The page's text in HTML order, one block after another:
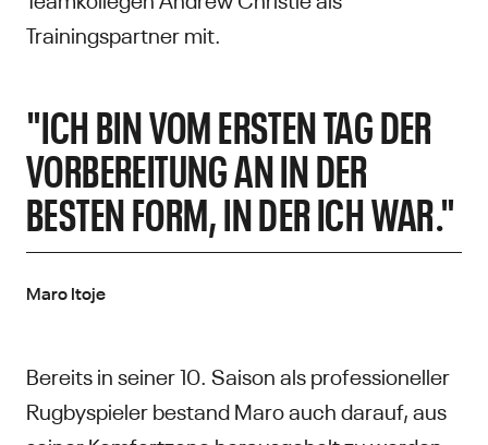
Trainingspartner mit.
"ICH BIN VOM ERSTEN TAG DER
VORBEREITUNG AN IN DER
BESTEN FORM, IN DER ICH WAR."
Maro Itoje
Bereits in seiner 10. Saison als professioneller
Rugbyspieler bestand Maro auch darauf, aus